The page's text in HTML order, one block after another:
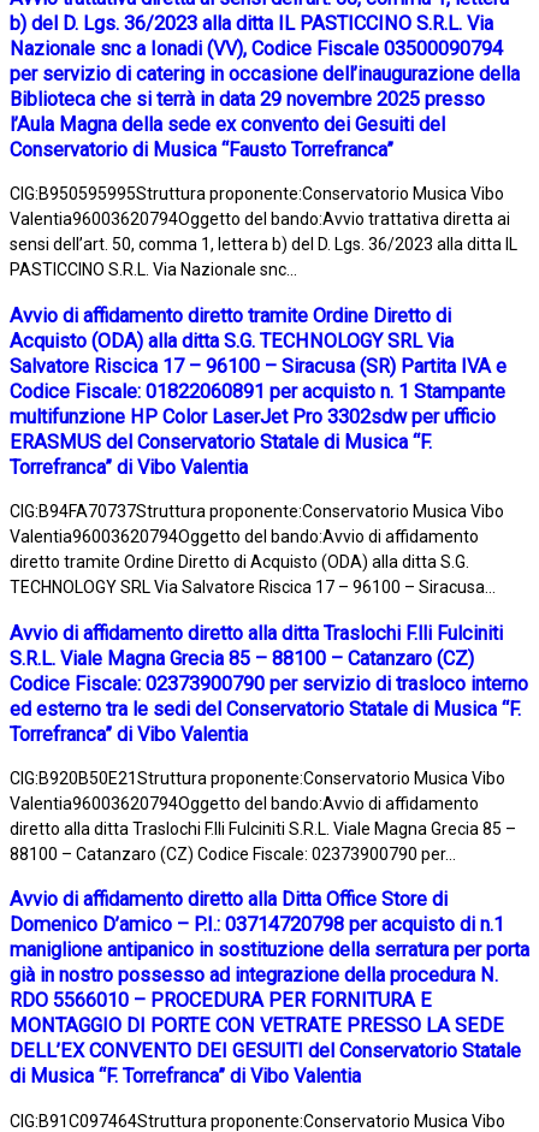
b) del D. Lgs. 36/2023 alla ditta IL PASTICCINO S.R.L. Via
Nazionale snc a Ionadi (VV), Codice Fiscale 03500090794
per servizio di catering in occasione dell’inaugurazione della
Biblioteca che si terrà in data 29 novembre 2025 presso
l’Aula Magna della sede ex convento dei Gesuiti del
Conservatorio di Musica “Fausto Torrefranca”
CIG:B950595995Struttura proponente:Conservatorio Musica Vibo
Valentia96003620794Oggetto del bando:Avvio trattativa diretta ai
sensi dell’art. 50, comma 1, lettera b) del D. Lgs. 36/2023 alla ditta IL
PASTICCINO S.R.L. Via Nazionale snc...
Avvio di affidamento diretto tramite Ordine Diretto di
Acquisto (ODA) alla ditta S.G. TECHNOLOGY SRL Via
Salvatore Riscica 17 – 96100 – Siracusa (SR) Partita IVA e
Codice Fiscale: 01822060891 per acquisto n. 1 Stampante
multifunzione HP Color LaserJet Pro 3302sdw per ufficio
ERASMUS del Conservatorio Statale di Musica “F.
Torrefranca” di Vibo Valentia
CIG:B94FA70737Struttura proponente:Conservatorio Musica Vibo
Valentia96003620794Oggetto del bando:Avvio di affidamento
diretto tramite Ordine Diretto di Acquisto (ODA) alla ditta S.G.
TECHNOLOGY SRL Via Salvatore Riscica 17 – 96100 – Siracusa...
Avvio di affidamento diretto alla ditta Traslochi F.lli Fulciniti
S.R.L. Viale Magna Grecia 85 – 88100 – Catanzaro (CZ)
Codice Fiscale: 02373900790 per servizio di trasloco interno
ed esterno tra le sedi del Conservatorio Statale di Musica “F.
Torrefranca” di Vibo Valentia
CIG:B920B50E21Struttura proponente:Conservatorio Musica Vibo
Valentia96003620794Oggetto del bando:Avvio di affidamento
diretto alla ditta Traslochi F.lli Fulciniti S.R.L. Viale Magna Grecia 85 –
88100 – Catanzaro (CZ) Codice Fiscale: 02373900790 per...
Avvio di affidamento diretto alla Ditta Office Store di
Domenico D’amico – P.I.: 03714720798 per acquisto di n.1
maniglione antipanico in sostituzione della serratura per porta
già in nostro possesso ad integrazione della procedura N.
RDO 5566010 – PROCEDURA PER FORNITURA E
MONTAGGIO DI PORTE CON VETRATE PRESSO LA SEDE
DELL’EX CONVENTO DEI GESUITI del Conservatorio Statale
di Musica “F. Torrefranca” di Vibo Valentia
CIG:B91C097464Struttura proponente:Conservatorio Musica Vibo